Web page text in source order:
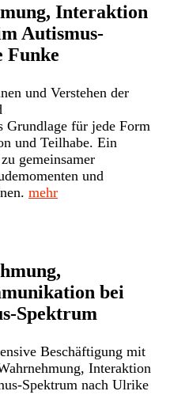
Interaktion
Autismus-
Funke
und Verstehen der
Grundlage für jede Form
und Teilhabe. Ein
gemeinsamer
und
mehr
bei
Spektrum
Beschäftigung mit
Interaktion
Spektrum nach Ulrike